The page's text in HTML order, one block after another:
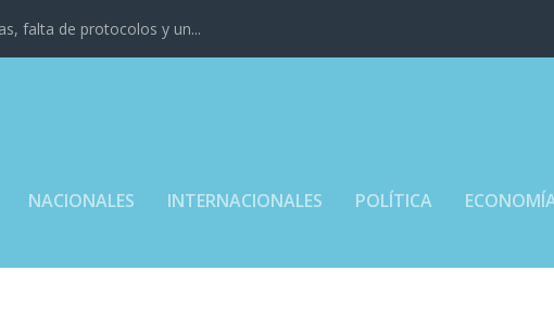
falta de protocolos y un...
NACIONALES INTERNACIONALES POLÍTICA